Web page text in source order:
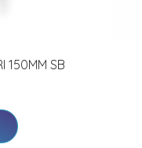
150MM SB